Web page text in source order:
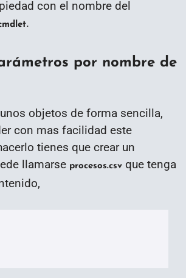
con el nombre del
.
por nombre de
objetos de forma sencilla,
con mas facilidad este
tienes que crear un
llamarse procesos.csv que tenga